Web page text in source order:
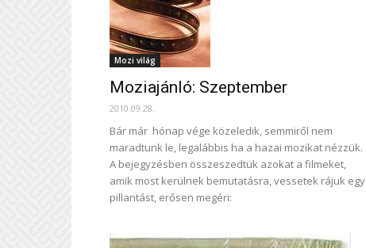
Mozi világ
Moziajánló: Szeptember
2010.09.28.
Bár már hónap vége közeledik, semmiről nem
maradtunk le, legalábbis ha a hazai mozikat nézzük.
A bejegyzésben összeszedtük azokat a filmeket,
amik most kerülnek bemutatásra, vessetek rájuk egy
pillantást, erősen megéri: